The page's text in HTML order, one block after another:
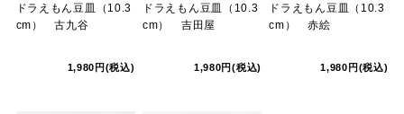
ドラえもん豆皿（10.3
cm） 古九谷
1,980円(税込)
ドラえもん豆皿（10.3
cm） 吉田屋
1,980円(税込)
ドラえもん豆皿（10.3
cm） 赤絵
1,980円(税込)